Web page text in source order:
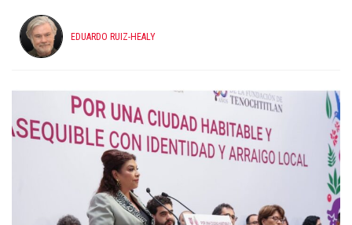
EDUARDO RUIZ-HEALY